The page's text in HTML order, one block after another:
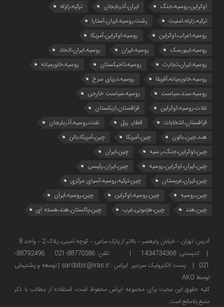
اوکراین،روسیه،جنگ
ایران،آذربایجان
ترکیه،زلزله
ترکیه،زلزله،امنیت
رشت،روسیه،ایران،آستارا
روسیه،اعراب،اوکراین
روسیه،اوکراین،آمریکا
روسیه،ایبورسک
روسیه،ایران
روسیه،ایران،اتحاد
روسیه،ایران،تجارت
روسیه،تاجیکستان
روسیه،خاورمیانه
روسیه،خاورمیانه،آفریقا
روسیه،دریای سرخ
روسیه،سند،سیاست
روسیه،سیاست خارجی
غلات،روسیه،اوکراین
قزاقستان،ازبکستان
قزاقستان،انتخابات
قطار، ریل
نفت،روسیه،آذربایجان
هند،چین،بالون
چین،آمریکا
چین،آمریکا،بالن
چین،اوکراین،جنگ،ر.سیه
چین،ایران
چین،ایران،اوکراین،روسیه
چین،ایران،رئیسی
چین،ایران،عربستان
چین،ترکیه،روسیه،آسیای مرکزی
چین،روسیه
چین،روسیه،اوکراین
چین،روسیه،ایران
چین،هند
چین،هژمونی،غرب چین،پاکستان،هند،هسته ای
| کدپستی: 1434734368 | تلفن: 88770586-021 88792496-
021 | پست الکترونیک سردبیر ایراس : sardabir@iras.ir |
توسعه و پشتیبانی
توسط AKO
كليه حقوق این سایت برای مجموعه ایراس محفوظ است، استفاده از مطالب با ذكر
منبع بلامانع است.